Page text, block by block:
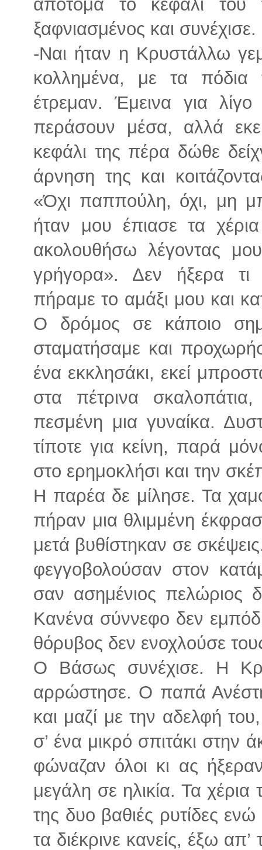
απότομα το κεφάλι
ξαφνιασμένος και συνέχισε.
-Ναι ήταν η Κρυστάλλω
κολλημένα, με τα πόδια
έτρεμαν. Έμεινα για
περάσουν μέσα, αλλά
κεφάλι της πέρα δώθε
άρνηση της και
«Όχι παππούλη, όχι, μη
ήταν μου έπιασε τα
ακολουθήσω λέγοντας
γρήγορα». Δεν ήξερα τι
πήραμε το αμάξι μου και
Ο δρόμος σε κάποιο
σταματήσαμε και
ένα εκκλησάκι, εκεί
στα πέτρινα
πεσμένη μια γυναίκα.
τίποτε για κείνη, παρά
στο ερημοκλήσι και την
Η παρέα δε μίλησε. Τα
πήραν μια θλιμμένη
μετά βυθίστηκαν σε
φεγγοβολούσαν στον
σαν ασημένιος πελώριος
Κανένα σύννεφο δεν
θόρυβος δεν ενοχλούσε
Ο Βάσως συνέχισε. Η
αρρώστησε. Ο παπά
και μαζί με την αδελφή
σ’ ένα μικρό σπιτάκι στην
φώναζαν όλοι κι ας
μεγάλη σε ηλικία. Τα χέρια
της δυο βαθιές ρυτίδες
τα διέκρινε κανείς, έξω